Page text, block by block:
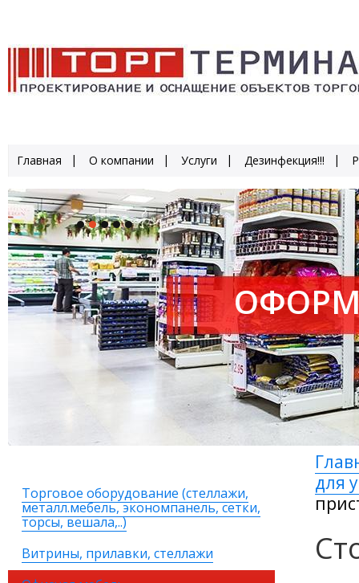
Главная О компании Услуги Дезинфекция!!!
Торговое оборудование (стеллажи,
металл.мебель, экономпанель, сетки,
торсы, вешала,..)
Витрины, прилавки, стеллажи
для